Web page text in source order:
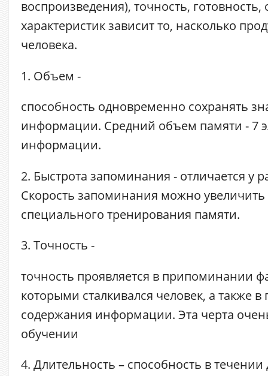
воспроизведения), точность,
характеристик зависит то, насколько
человека.
1. Объем -
способность одновременно сохранять
информации. Средний объем памяти - 7
информации.
2. Быстрота запоминания - отличается у
Скорость запоминания можно
специального тренирования памяти.
3. Точность -
точность проявляется в припоминании
которыми сталкивался человек, а также
содержания информации. Эта черта
обучении
4. Длительность – способность в